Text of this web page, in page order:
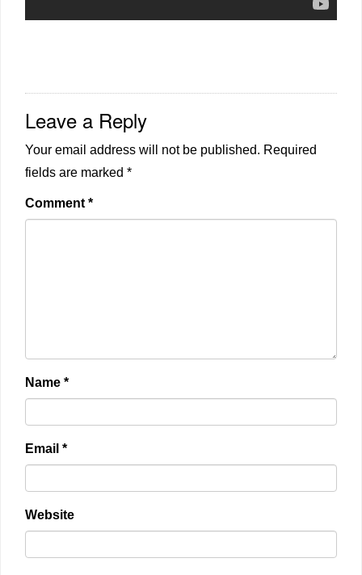
Leave a Reply
Your email address will not be published. Required
fields are marked *
Comment *
Name *
Email *
Website